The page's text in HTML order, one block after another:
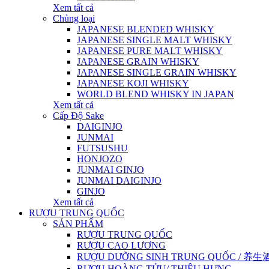
Xem tất cả
Chủng loại
JAPANESE BLENDED WHISKY
JAPANESE SINGLE MALT WHISKY
JAPANESE PURE MALT WHISKY
JAPANESE GRAIN WHISKY
JAPANESE SINGLE GRAIN WHISKY
JAPANESE KOJI WHISKY
WORLD BLEND WHISKY IN JAPAN
Xem tất cả
Cấp Độ Sake
DAIGINJO
JUNMAI
FUTSUSHU
HONJOZO
JUNMAI GINJO
JUNMAI DAIGINJO
GINJO
Xem tất cả
RƯỢU TRUNG QUỐC
SẢN PHẨM
RƯỢU TRUNG QUỐC
RƯỢU CAO LƯƠNG
RƯỢU DƯỠNG SINH TRUNG QUỐC / 养生